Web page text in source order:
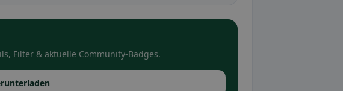
Filter & aktuelle Community-Badges.